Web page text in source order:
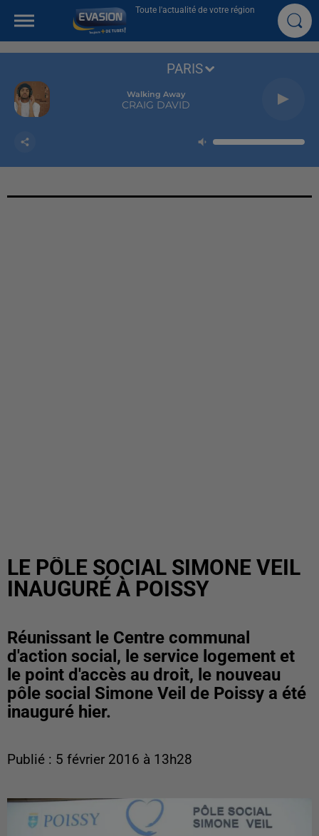
Toute l'actualité de votre région
Walking Away
CRAIG DAVID
PARIS
LE PÔLE SOCIAL SIMONE VEIL
INAUGURÉ À POISSY
Réunissant le Centre communal
d'action social, le service logement et
le point d'accès au droit, le nouveau
pôle social Simone Veil de Poissy a été
inauguré hier.
Publié : 5 février 2016 à 13h28